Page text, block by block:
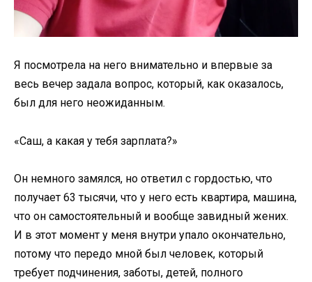
Я посмотрела на него внимательно и впервые за
весь вечер задала вопрос, который, как оказалось,
был для него неожиданным.
«Саш, а какая у тебя зарплата?»
Он немного замялся, но ответил с гордостью, что
получает 63 тысячи, что у него есть квартира, машина,
что он самостоятельный и вообще завидный жених.
И в этот момент у меня внутри упало окончательно,
потому что передо мной был человек, который
требует подчинения, заботы, детей, полного